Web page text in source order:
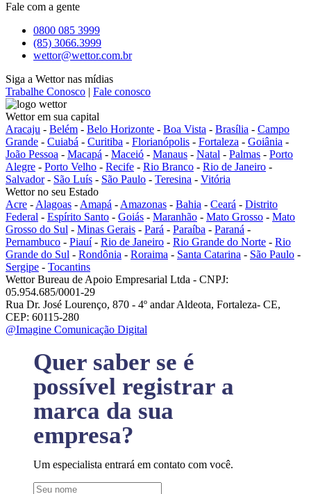
Fale com a gente
0800 085 3999
(85) 3066.3999
wettor@wettor.com.br
Siga a Wettor nas mídias
Trabalhe Conosco | Fale conosco
Wettor em sua capital
Aracaju - Belém - Belo Horizonte - Boa Vista - Brasília - Campo
Grande - Cuiabá - Curitiba - Florianópolis - Fortaleza - Goiânia -
João Pessoa - Macapá - Maceió - Manaus - Natal - Palmas - Porto
Alegre - Porto Velho - Recife - Rio Branco - Rio de Janeiro -
Salvador- São Luís - São Paulo - Teresina - Vitória
Wettor no seu Estado
Acre - Alagoas - Amapá - Amazonas - Bahia - Ceará - Distrito
Federal - Espírito Santo - Goiás - Maranhão - Mato Grosso - Mato
Grosso do Sul - Minas Gerais - Pará - Paraíba - Paraná -
Pernambuco - Piauí- Rio de Janeiro - Rio Grande do Norte - Rio
Grande do Sul - Rondônia - Roraima - Santa Catarina - São Paulo -
Sergipe - Tocantins
Wettor Bureau de Apoio Empresarial Ltda - CNPJ:
05.954.685/0001-29
Rua Dr. José Lourenço, 870 - 4º andar Aldeota, Fortaleza- CE,
CEP: 60115-280
@Imagine Comunicação Digital
Quer saber se é
possível registrar a
marca da sua
empresa?
Um especialista entrará em contato com você.